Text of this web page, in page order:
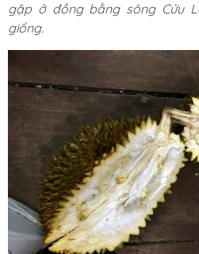
gặp ở đồng bằng sông Cửu
giống.